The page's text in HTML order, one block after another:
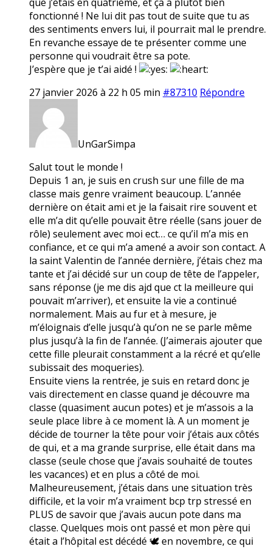
fonctionné ! Ne lui dit pas tout de suite que tu as
des sentiments envers lui, il pourrait mal le prendre.
En revanche essaye de te présenter comme une
personne qui voudrait être sa pote.
J’espère que je t’ai aidé !
27 janvier 2026 à 22 h 05 min #87310 Répondre
UnGarSimpa
Salut tout le monde !
Depuis 1 an, je suis en crush sur une fille de ma
classe mais genre vraiment beaucoup. L’année
dernière on était ami et je la faisait rire souvent et
elle m’a dit qu’elle pouvait être réelle (sans jouer de
rôle) seulement avec moi ect… ce qu’il m’a mis en
confiance, et ce qui m’a amené a avoir son contact. A
la saint Valentin de l’année dernière, j’étais chez ma
tante et j’ai décidé sur un coup de tête de l’appeler,
sans réponse (je me dis ajd que ct la meilleure qui
pouvait m’arriver), et ensuite la vie a continué
normalement. Mais au fur et à mesure, je
m’éloignais d’elle jusqu’à qu’on ne se parle même
plus jusqu’à la fin de l’année. (J’aimerais ajouter que
cette fille pleurait constamment a la récré et qu’elle
subissait des moqueries).
Ensuite viens la rentrée, je suis en retard donc je
vais directement en classe quand je découvre ma
classe (quasiment aucun potes) et je m’assois a la
seule place libre à ce moment là. A un moment je
décide de tourner la tête pour voir j’étais aux côtés
de qui, et a ma grande surprise, elle était dans ma
classe (seule chose que j’avais souhaité de toutes
les vacances) et en plus a côté de moi.
Malheureusement, j’étais dans une situation très
difficile, et la voir m’a vraiment bcp trp stressé en
PLUS de savoir que j’avais aucun pote dans ma
classe. Quelques mois ont passé et mon père qui
était a l’hôpital est décédé 🕊️ en novembre, ce qui